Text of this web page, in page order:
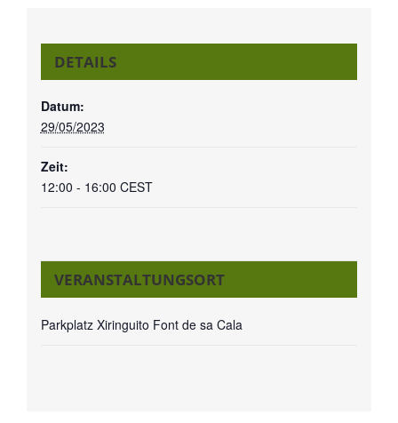
DETAILS
Datum:
29/05/2023
Zeit:
12:00 - 16:00 CEST
VERANSTALTUNGSORT
Parkplatz Xiringuito Font de sa Cala